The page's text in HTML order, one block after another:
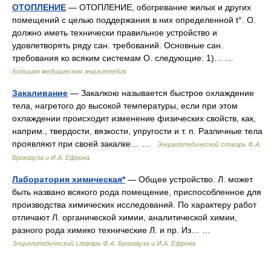
ОТОПЛЕНИЕ — ОТОПЛЕНИЕ, обогревание жилых и других
помещений с целью поддержания в них определенной t°. О.
должно иметь технически правильное устройство и
удовлетворять ряду сан. требований. Основные сан.
требования ко всяким системам О. следующие: 1)… …
Большая медицинская энциклопедия
Закаливание — Закалкою называется быстрое охлаждение
тела, нагретого до высокой температуры, если при этом
охлаждении происходит изменение физических свойств, как,
наприм., твердости, вязкости, упругости и т. п. Различные тела
проявляют при своей закалке… …
Энциклопедический словарь Ф.А.
Брокгауза и И.А. Ефрона
Лаборатория химическая*— Общее устройство. Л. может
быть названо всякого рода помещение, приспособленное для
производства химических исследований. По характеру работ
отличают Л. органической химии, аналитической химии,
разного рода химико технические Л. и пр. Из… …
Энциклопедический словарь Ф.А. Брокгауза и И.А. Ефрона